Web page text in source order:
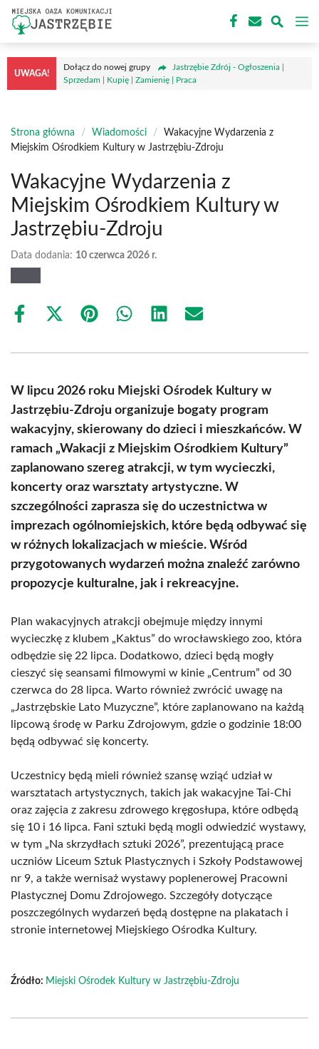
Przejdź
treści
UWAGA!
Dołącz do nowej grupy
Jastrzębie Zdrój - Ogłoszenia |
Sprzedam | Kupię | Zamienię | Praca
Strona główna / Wiadomości /
Wakacyjne Wydarzenia z
Miejskim Ośrodkiem Kultury w Jastrzębiu-Zdroju
Wakacyjne Wydarzenia z
Miejskim Ośrodkiem Kultury w
Jastrzębiu-Zdroju
Data dodania: 10 czerwca 2026 r.
Share
Share
(Twitter)
Share Share Share Share
W lipcu 2026 roku Miejski Ośrodek Kultury w
Jastrzębiu-Zdroju organizuje bogaty program
wakacyjny, skierowany do dzieci i mieszkańców. W
ramach „Wakacji z Miejskim Ośrodkiem Kultury”
zaplanowano szereg atrakcji, w tym wycieczki,
koncerty oraz warsztaty artystyczne. W
szczególności zaprasza się do uczestnictwa w
imprezach ogólnomiejskich, które będą odbywać się
w różnych lokalizacjach w mieście. Wśród
przygotowanych wydarzeń można znaleźć zarówno
propozycje kulturalne, jak i rekreacyjne.
Plan wakacyjnych atrakcji obejmuje między innymi
wycieczkę z klubem „Kaktus” do wrocławskiego zoo, która
odbędzie się 22 lipca. Dodatkowo, dzieci będą mogły
cieszyć się seansami filmowymi w kinie „Centrum” od 30
czerwca do 28 lipca. Warto również zwrócić uwagę na
„Jastrzębskie Lato Muzyczne”, które zaplanowano na każdą
lipcową środę w Parku Zdrojowym, gdzie o godzinie 18:00
będą odbywać się koncerty.
Uczestnicy będą mieli również szansę wziąć udział w
warsztatach artystycznych, takich jak wakacyjne Tai-Chi
oraz zajęcia z zakresu zdrowego kręgosłupa, które odbędą
się 10 i 16 lipca. Fani sztuki będą mogli odwiedzić wystawy,
w tym „Na skrzydłach sztuki 2026”, prezentującą prace
uczniów Liceum Sztuk Plastycznych i Szkoły Podstawowej
nr 9, a także wernisaż wystawy poplenerowej Pracowni
Plastycznej Domu Zdrojowego. Szczegóły dotyczące
poszczególnych wydarzeń będą dostępne na plakatach i
stronie internetowej Miejskiego Ośrodka Kultury.
Źródło: Miejski Ośrodek Kultury w Jastrzębiu-Zdroju